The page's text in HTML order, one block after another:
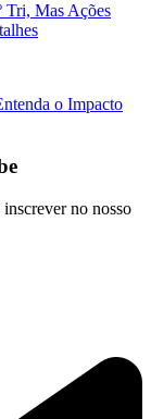
Tri, Mas Ações
o Impacto
no nosso